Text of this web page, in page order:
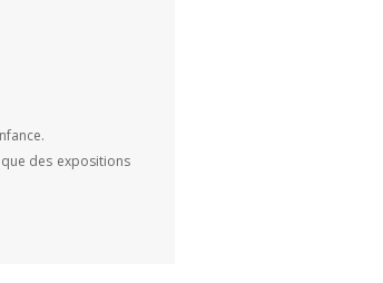
des expositions